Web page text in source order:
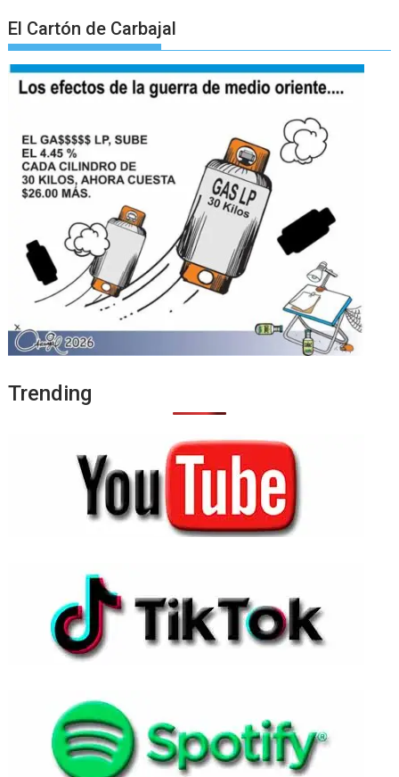
El Cartón de Carbajal
Trending